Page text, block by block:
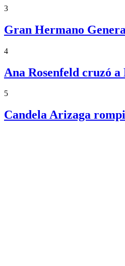
3
Gran Hermano
4
Ana Rosenfeld cruzó
5
Candela Arizaga